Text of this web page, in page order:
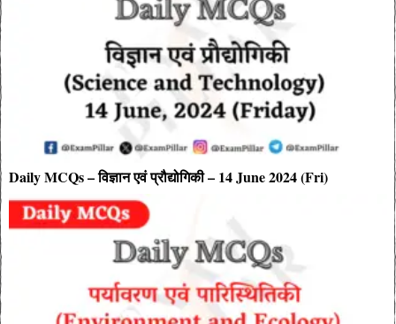
Daily MCQs – विज्ञान एवं प्रौद्योगिकी – 14 June 2024 (Fri)